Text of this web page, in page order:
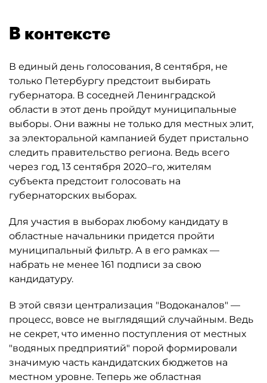
В контексте
В единый день голосования, 8 сентября, не
только Петербургу предстоит выбирать
губернатора. В соседней Ленинградской
области в этот день пройдут муниципальные
выборы. Они важны не только для местных элит,
за электоральной кампанией будет пристально
следить правительство региона. Ведь всего
через год, 13 сентября 2020–го, жителям
субъекта предстоит голосовать на
губернаторских выборах.
Для участия в выборах любому кандидату в
областные начальники придется пройти
муниципальный фильтр. А в его рамках —
набрать не менее 161 подписи за свою
кандидатуру.
В этой связи централизация "Водоканалов" —
процесс, вовсе не выглядящий случайным. Ведь
не секрет, что именно поступления от местных
"водяных предприятий" порой формировали
значимую часть кандидатских бюджетов на
местном уровне. Теперь же областная